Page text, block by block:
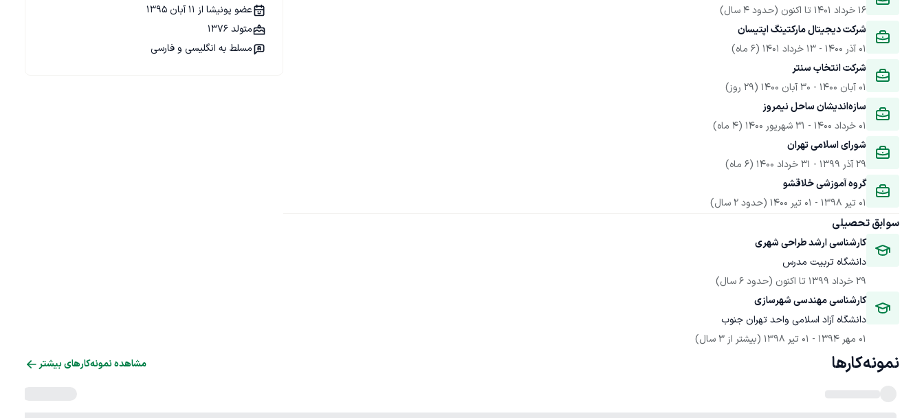
16 خرداد 1401
تا اکنون (حدود 4 سال)
شرکت دیجیتال مارکتینگ اپتیسان
01 آذر 1400
- 13 خرداد 1401
(6 ماه)
شرکت انتخاب سنتر
01 آبان 1400
- 30 آبان 1400
(29 روز)
سازه‌اندیشان ساحل نیمروز
01 خرداد 1400
- 31 شهریور 1400
(4 ماه)
شورای اسلامی تهران
29 آذر 1399
- 31 خرداد 1400
(6 ماه)
گروه آموزشی خلاقشو
01 تیر 1398
- 01 تیر 1400 (حدود 2 سال)
سوابق تحصیلی
کارشناسی ارشد طراحی شهری
دانشگاه تربیت مدرس
29 خرداد 1399
تا اکنون (حدود 6 سال)
کارشناسی مهندسی شهرسازی
دانشگاه آزاد اسلامی واحد تهران جنوب
01 مهر 1394
- 01 تیر 1398 (بیشتر از 3 سال)
عضو پونیشا از 11 آبان 1395
متولد 1376
مسلط به انگلیسی و فارسی
نمونه‌کارها مشاهده نمونه‌کارهای بیشتر